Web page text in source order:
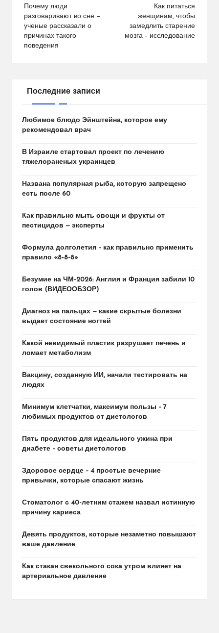
по
записям
Почему люди
разговаривают во сне —
ученые рассказали о
причинах такого
поведения
Как питаться
женщинам, чтобы
замедлить старение
мозга – исследование
Последние записи
Любимое блюдо Эйнштейна, которое ему
рекомендовал врач
В Израиле стартовал проект по лечению
тяжелораненых украинцев
Названа популярная рыба, которую запрещено
есть после 60
Как правильно мыть овощи и фрукты от
пестицидов — эксперты
Формула долголетия – как правильно применить
правило «8-8-8»
Безумие на ЧМ-2026: Англия и Франция забили 10
голов (ВИДЕООБЗОР)
Диагноз на пальцах — какие скрытые болезни
выдает состояние ногтей
Какой невидимый пластик разрушает печень и
ломает метаболизм
Вакцину, созданную ИИ, начали тестировать на
людях
Минимум клетчатки, максимум пользы – 7
любимых продуктов от диетологов
Пять продуктов для идеального ужина при
диабете – советы диетологов
Здоровое сердце – 4 простые вечерние
привычки, которые спасают жизнь
Стоматолог с 40-летним стажем назвал истинную
причину кариеса
Девять продуктов, которые незаметно повышают
ваше давление
Как стакан свекольного сока утром влияет на
артериальное давление